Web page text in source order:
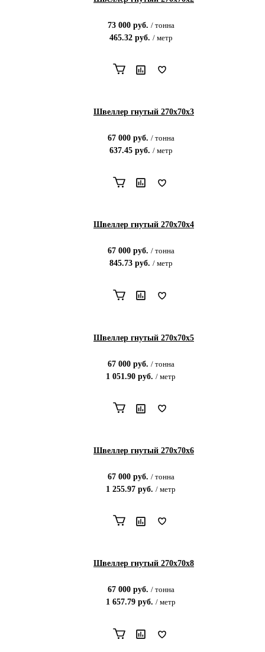
73 000руб. / тонна
465.32руб. / метр
Швеллер гнутый 270х70х3
67 000руб. / тонна
637.45руб. / метр
Швеллер гнутый 270х70х4
67 000руб. / тонна
845.73руб. / метр
Швеллер гнутый 270х70х5
67 000руб. / тонна
1 051.90 руб. / метр
Швеллер гнутый 270х70х6
67 000руб. / тонна
1 255.97 руб. / метр
Швеллер гнутый 270х70х8
67 000руб. / тонна
1 657.79 руб. / метр